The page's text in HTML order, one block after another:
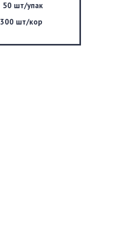
50 шт/упак
300 шт/кор